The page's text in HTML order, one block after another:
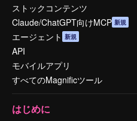
ストックコンテンツ
Claude/ChatGPT向けMCP 新規
エージェント 新規
API
モバイルアプリ
すべてのMagnificツール
はじめに